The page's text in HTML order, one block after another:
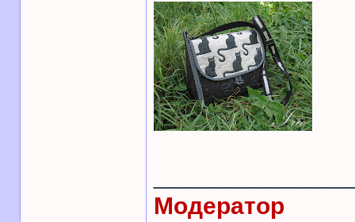
Модератор